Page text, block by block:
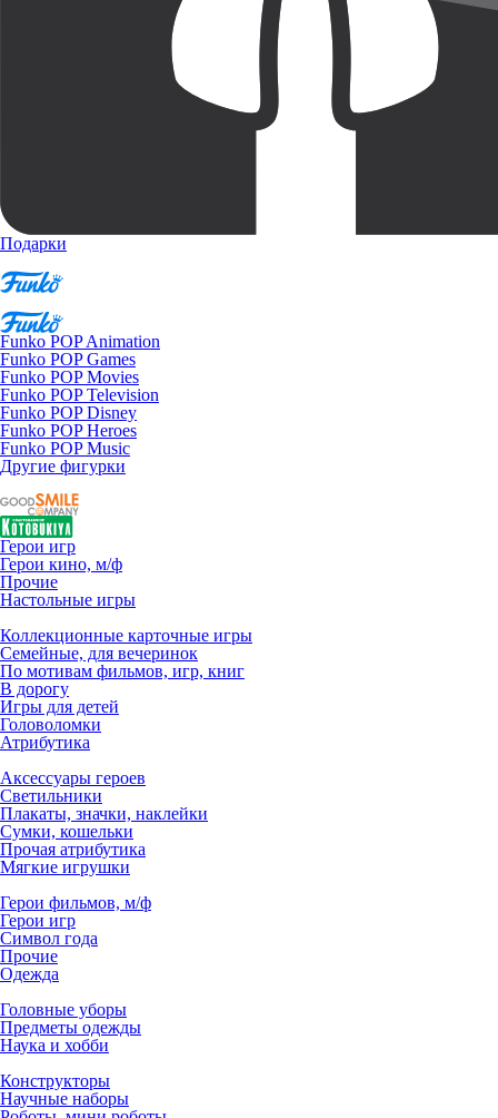
Подарки
Funko POP Animation
Funko POP Games
Funko POP Movies
Funko POP Television
Funko POP Disney
Funko POP Heroes
Funko POP Music
Другие фигурки
Герои игр
Герои кино, м/ф
Прочие
Настольные игры
Коллекционные карточные игры
Семейные, для вечеринок
По мотивам фильмов, игр, книг
В дорогу
Игры для детей
Головоломки
Атрибутика
Аксессуары героев
Светильники
Плакаты, значки, наклейки
Сумки, кошельки
Прочая атрибутика
Мягкие игрушки
Герои фильмов, м/ф
Герои игр
Символ года
Прочие
Одежда
Головные уборы
Предметы одежды
Наука и хобби
Конструкторы
Научные наборы